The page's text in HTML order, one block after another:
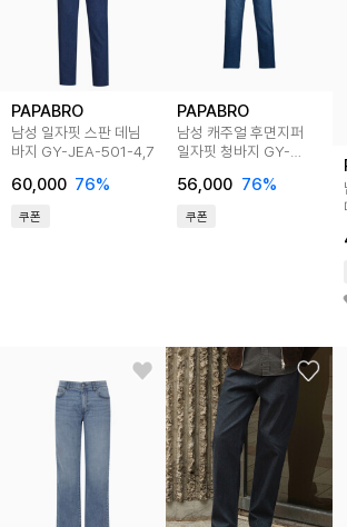
PAPABRO
남성 일자핏 스판 데님
바지 GY-JEA-501-4,7
60,000 76%
쿠폰
PAPABRO
남성 캐주얼 후면지퍼
일자핏 청바지 GY-
56,000 76%
쿠폰